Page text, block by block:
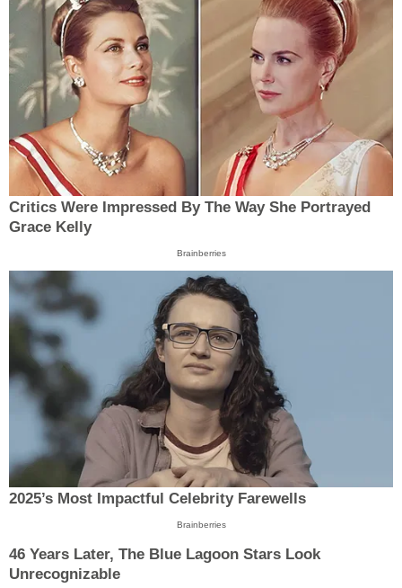
Critics Were Impressed By The Way She Portrayed
Grace Kelly
Brainberries
2025’s Most Impactful Celebrity Farewells
Brainberries
46 Years Later, The Blue Lagoon Stars Look
Unrecognizable